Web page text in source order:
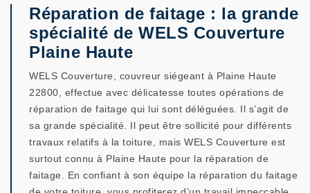
Réparation de faitage : la grande
spécialité de WELS Couverture
Plaine Haute
WELS Couverture, couvreur siégeant à Plaine Haute
22800, effectue avec délicatesse toutes opérations de
réparation de faitage qui lui sont déléguées. Il s’agit de
sa grande spécialité. Il peut être sollicité pour différents
travaux relatifs à la toiture, mais WELS Couverture est
surtout connu à Plaine Haute pour la réparation de
faitage. En confiant à son équipe la réparation du faitage